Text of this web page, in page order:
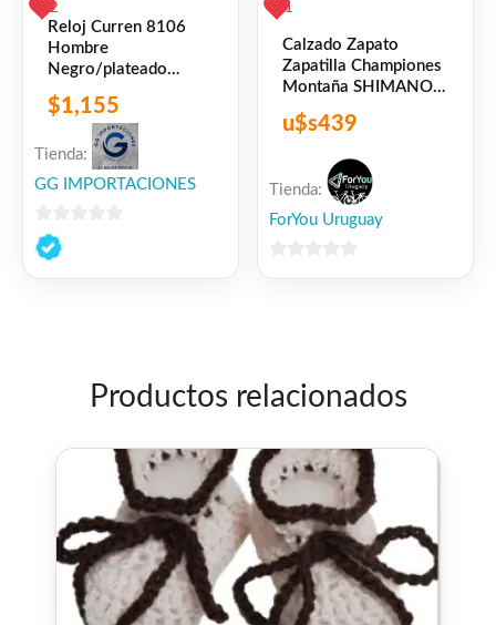
2
Reloj Curren 8106
Hombre
Negro/plateado
$1,155
Tienda:
GG IMPORTACIONES
0
de
1
Calzado Zapato
Zapatilla Championes
Montaña SHIMANO
u$s439
Tienda:
ForYou Uruguay
Productos relacionados